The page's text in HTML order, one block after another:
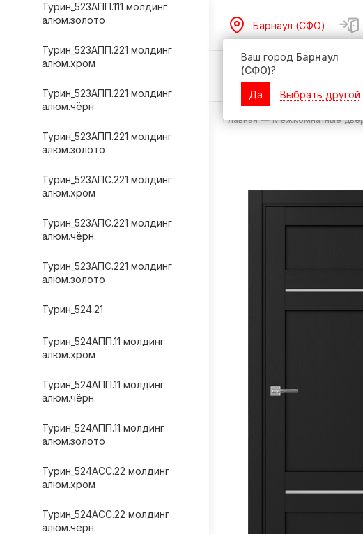
Турин_523АПП.111 молдинг
алюм.золото
Турин_523АПП.221 молдинг
алюм.хром
Турин_523АПП.221 молдинг
алюм.чёрн.
Турин_523АПП.221 молдинг
алюм.золото
Турин_523АПС.221 молдинг
алюм.хром
Турин_523АПС.221 молдинг
алюм.чёрн.
Турин_523АПС.221 молдинг
алюм.золото
Турин_524.21
Турин_524AПП.11 молдинг
алюм.хром
Турин_524AПП.11 молдинг
алюм.чёрн.
Турин_524AПП.11 молдинг
алюм.золото
Турин_524АСС.22 молдинг
алюм.хром
Турин_524АСС.22 молдинг
алюм.чёрн.
Барнаул (СФО)
Ваш город Барнаул
(СФО)?
Да Выбрать другой
Дилерам
Главная —Межкомнатные